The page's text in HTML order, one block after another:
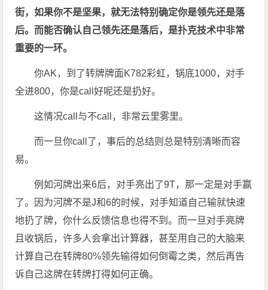
街，如果你不是坚果，就无法特别确定你是领先还是落
后。而能否确认自己领先还是落后，是扑克技术中非常
重要的一环。
你AK，到了转牌牌面K782彩虹，锅底1000，对手
全进800，你是call好呢还是扔好。
这情况call与不call，非常云里雾里。
而一旦你call了，事后的总结则总是特别清晰而容
易。
例如河牌出来6后，对手亮出了9T，那一定是对手赢
了。因为河牌不是J和6的时候，对手知道自己输就快速
地扔了牌，你什么反馈信息也得不到。而一旦对手亮牌
且收锅后，许多人会拿出计算器，甚至用自己的大脑来
计算自己在转牌80%领先输得如何倒霉之类，然后再告
诉自己这牌在转牌打得如何正确。